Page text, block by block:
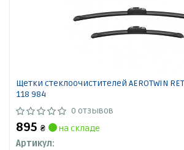
Щетки стеклоочистителей AEROTWIN
118 984
0 отзывов
895 ₴
на складе
Артикул: